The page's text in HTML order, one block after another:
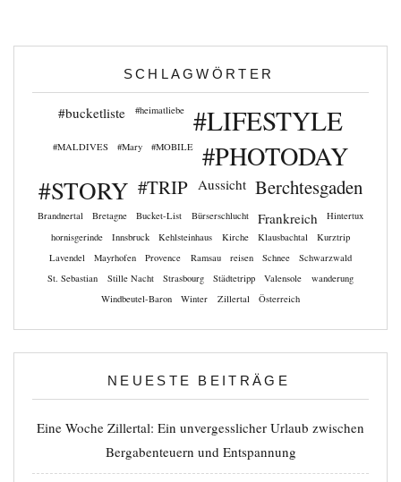
SCHLAGWÖRTER
#bucketliste #heimatliebe #LIFESTYLE
#MALDIVES #Mary #MOBILE #PHOTODAY
#STORY #TRIP Aussicht Berchtesgaden
Brandnertal Bretagne Bucket-List Bürserschlucht Frankreich
Hintertux
hornisgerinde
Innsbruck Kehlsteinhaus Kirche Klausbachtal
Kurztrip
Lavendel
Mayrhofen Provence Ramsau reisen Schnee
Schwarzwald
St. Sebastian
Stille Nacht Strasbourg Städtetripp Valensole
wanderung
Windbeutel-Baron
Winter Zillertal Österreich
NEUESTE BEITRÄGE
Eine Woche Zillertal: Ein unvergesslicher Urlaub zwischen
Bergabenteuern und Entspannung